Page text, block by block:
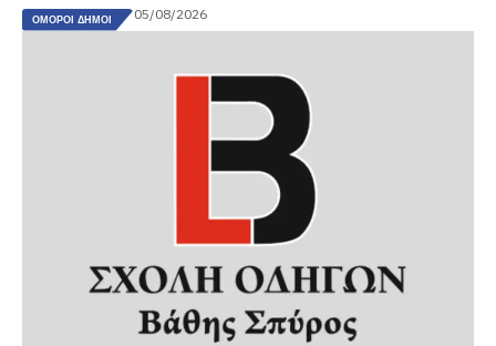
ΌΜΟΡΟΙ ΔΉΜΟΙ 05/08/2026